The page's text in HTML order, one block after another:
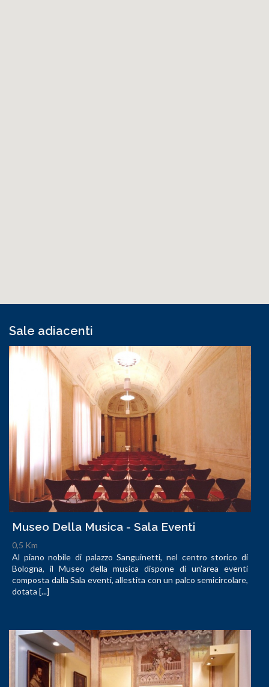
Sale adiacenti
Museo Della Musica - Sala Eventi
0,5 Km
Al piano nobile di palazzo Sanguinetti, nel centro storico di
Bologna, il Museo della musica dispone di un’area eventi
composta dalla Sala eventi, allestita con un palco semicircolare,
dotata [...]